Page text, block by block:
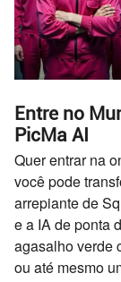
Entre no
PicMa AI
Quer entrar na
você pode
arrepiante de
e a IA de ponta
agasalho verde
ou até mesmo